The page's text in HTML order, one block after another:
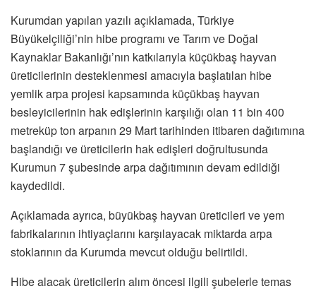
Kurumdan yapılan yazılı açıklamada, Türkiye
Büyükelçiliği’nin hibe programı ve Tarım ve Doğal
Kaynaklar Bakanlığı’nın katkılarıyla küçükbaş hayvan
üreticilerinin desteklenmesi amacıyla başlatılan hibe
yemlik arpa projesi kapsamında küçükbaş hayvan
besleyicilerinin hak edişlerinin karşılığı olan 11 bin 400
metreküp ton arpanın 29 Mart tarihinden itibaren dağıtımına
başlandığı ve üreticilerin hak edişleri doğrultusunda
Kurumun 7 şubesinde arpa dağıtımının devam edildiği
kaydedildi.
Açıklamada ayrıca, büyükbaş hayvan üreticileri ve yem
fabrikalarının ihtiyaçlarını karşılayacak miktarda arpa
stoklarının da Kurumda mevcut olduğu belirtildi.
Hibe alacak üreticilerin alım öncesi ilgili şubelerle temas